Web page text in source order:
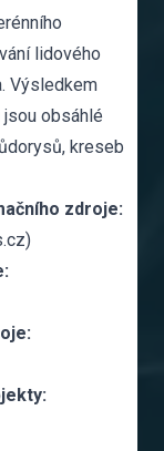
lidového
Výsledkem
obsáhlé
kreseb
zdroje: